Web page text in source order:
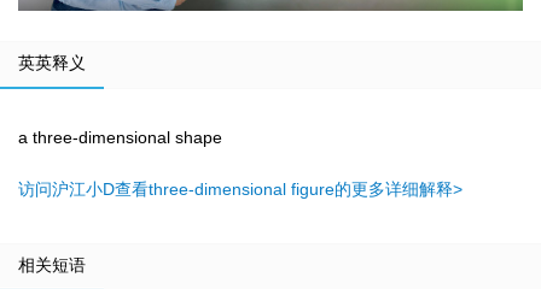
英英释义
a three-dimensional shape
访问沪江小D查看three-dimensional figure的更多详细解释>
相关短语